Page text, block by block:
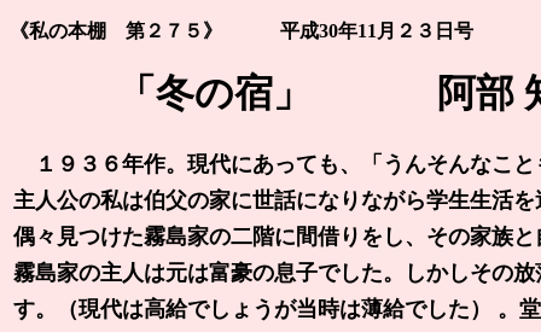
《私の本棚 第２７５》 平成30年11月２３日号
「冬の宿」 阿部
１９３６年作。現代にあっても、「うんそんなこ
主人公の私は伯父の家に世話になりながら学生生活
偶々見つけた霧島家の二階に間借りをし、その家族
霧島家の主人は元は富豪の息子でした。しかしその
す。（現代は高給でしょうが当時は薄給でした） 。